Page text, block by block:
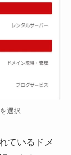
選択
ているドメ